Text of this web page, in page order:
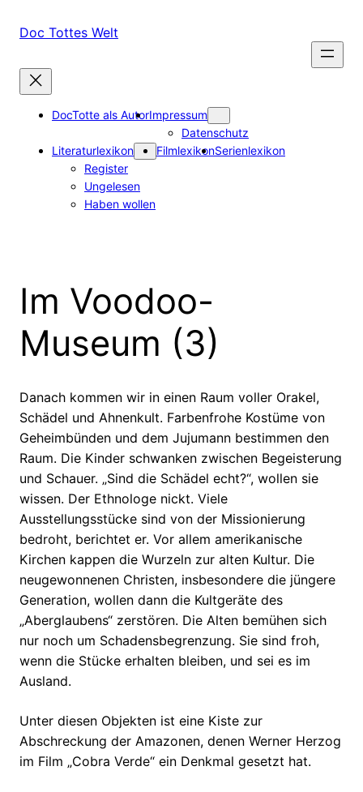
InhaltDoc Tottes Welt
DocTotte als AutorImpressum
Datenschutz
Literaturlexikon
Register
Ungelesen
Haben wollen
FilmlexikonSerienlexikon
Im Voodoo-
Museum (3)
Danach kommen wir in einen Raum voller Orakel,
Schädel und Ahnenkult. Farbenfrohe Kostüme von
Geheimbünden und dem Jujumann bestimmen den
Raum. Die Kinder schwanken zwischen Begeisterung
und Schauer. „Sind die Schädel echt?“, wollen sie
wissen. Der Ethnologe nickt. Viele
Ausstellungsstücke sind von der Missionierung
bedroht, berichtet er. Vor allem amerikanische
Kirchen kappen die Wurzeln zur alten Kultur. Die
neugewonnenen Christen, insbesondere die jüngere
Generation, wollen dann die Kultgeräte des
„Aberglaubens“ zerstören. Die Alten bemühen sich
nur noch um Schadensbegrenzung. Sie sind froh,
wenn die Stücke erhalten bleiben, und sei es im
Ausland.
Unter diesen Objekten ist eine Kiste zur
Abschreckung der Amazonen, denen Werner Herzog
im Film „Cobra Verde“ ein Denkmal gesetzt hat.